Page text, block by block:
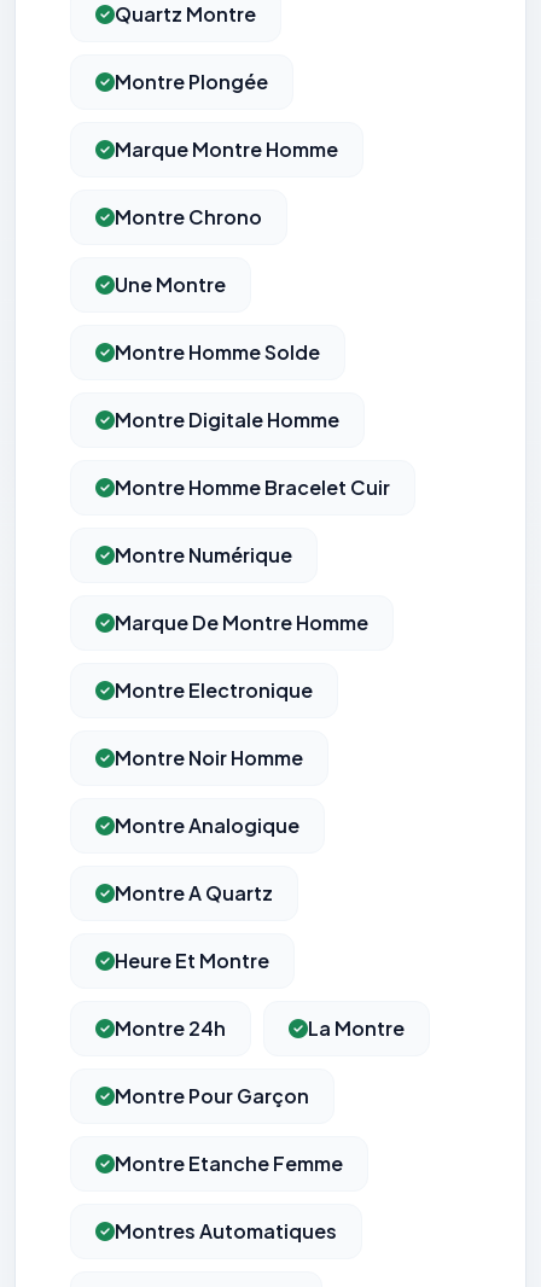
Quartz Montre
Montre Plongée
Marque Montre Homme
Montre Chrono
Une Montre
Montre Homme Solde
Montre Digitale Homme
Montre Homme Bracelet Cuir
Montre Numérique
Marque De Montre Homme
Montre Electronique
Montre Noir Homme
Montre Analogique
Montre A Quartz
Heure Et Montre
Montre 24h La Montre
Montre Pour Garçon
Montre Etanche Femme
Montres Automatiques